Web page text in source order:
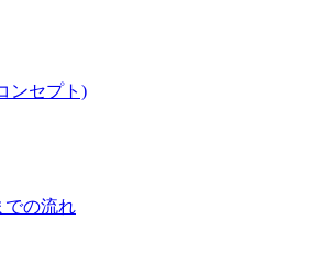
ンセプト)
での流れ